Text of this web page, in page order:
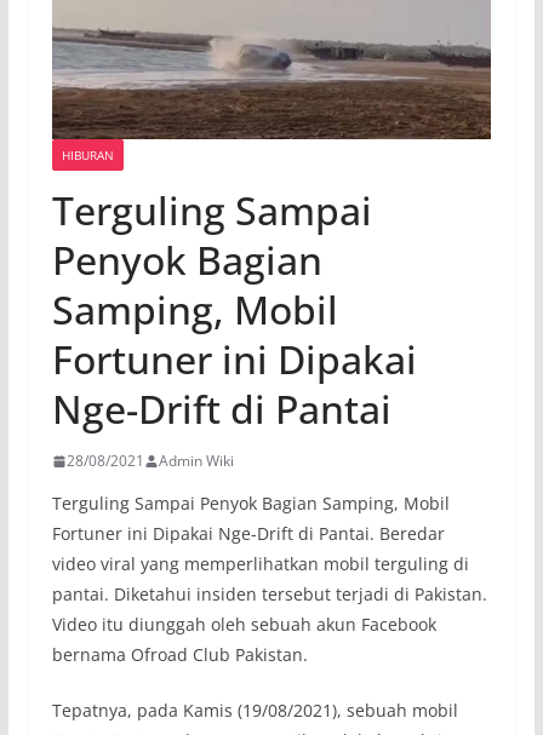
HIBURAN
Terguling Sampai
Penyok Bagian
Samping, Mobil
Fortuner ini Dipakai
Nge-Drift di Pantai
28/08/2021 Admin Wiki
Terguling Sampai Penyok Bagian Samping, Mobil
Fortuner ini Dipakai Nge-Drift di Pantai. Beredar
video viral yang memperlihatkan mobil terguling di
pantai. Diketahui insiden tersebut terjadi di Pakistan.
Video itu diunggah oleh sebuah akun Facebook
bernama Ofroad Club Pakistan.
Tepatnya, pada Kamis (19/08/2021), sebuah mobil